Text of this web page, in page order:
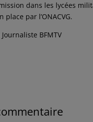
dans les lycées
par l’ONACVG.
BFMTV